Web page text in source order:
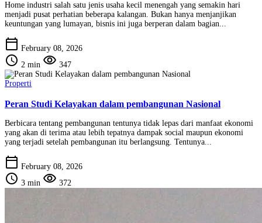
Home industri salah satu jenis usaha kecil menengah yang semakin hari
menjadi pusat perhatian beberapa kalangan. Bukan hanya menjanjikan
keuntungan yang lumayan, bisnis ini juga berperan dalam bagian...
calendar_today February 08, 2026
schedule 2 min visibility 347
Properti
Peran Studi Kelayakan dalam pembangunan Nasional
Berbicara tentang pembangunan tentunya tidak lepas dari manfaat ekonomi
yang akan di terima atau lebih tepatnya dampak social maupun ekonomi
yang terjadi setelah pembangunan itu berlangsung. Tentunya...
calendar_today February 08, 2026
schedule 3 min visibility 372